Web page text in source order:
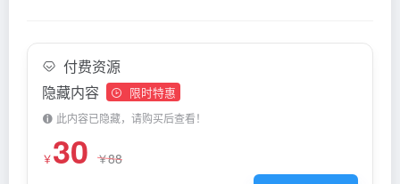
付费资源
隐藏内容
限时特惠
此内容已隐藏，请购买后查看！
￥30 ￥88